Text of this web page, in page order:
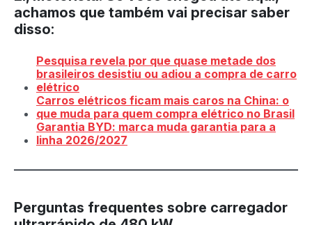
achamos que também vai precisar saber
disso:
Pesquisa revela por que quase metade dos
brasileiros desistiu ou adiou a compra de carro
elétrico
Carros elétricos ficam mais caros na China: o
que muda para quem compra elétrico no Brasil
Garantia BYD: marca muda garantia para a
linha 2026/2027
Perguntas frequentes sobre carregador